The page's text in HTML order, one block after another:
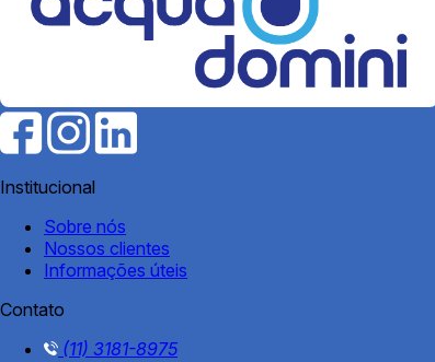
Institucional
Sobre nós
Nossos clientes
Informações úteis
Contato
(11) 3181-8975